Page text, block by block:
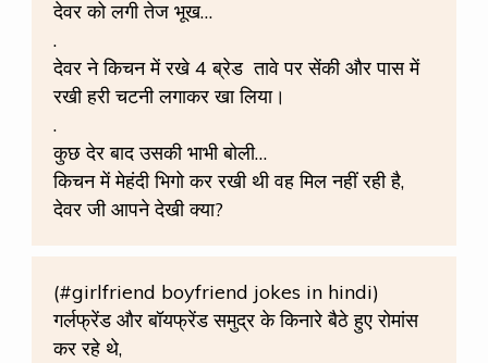
देवर को लगी तेज भूख…
.
देवर ने किचन में रखे 4 ब्रेड तावे पर सेंकी और पास में
रखी हरी चटनी लगाकर खा लिया।
.
कुछ देर बाद उसकी भाभी बोली…
किचन में मेहंदी भिगो कर रखी थी वह मिल नहीं रही है,
देवर जी आपने देखी क्या?
(#girlfriend boyfriend jokes in hindi)
गर्लफ्रेंड और बॉयफ्रेंड समुद्र के किनारे बैठे हुए रोमांस
कर रहे थे,